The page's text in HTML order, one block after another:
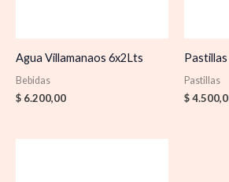
Agua Villamanaos 6x2Lts
Bebidas
$ 6.200,00
Pastillas
$